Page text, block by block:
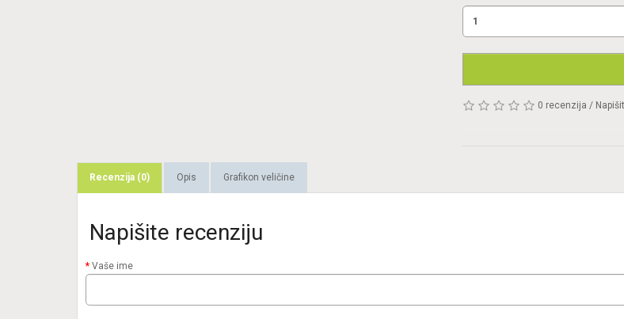
0 recenzija /
Recenzija (0) Opis Grafikon veličine
Napišite recenziju
Vaše ime